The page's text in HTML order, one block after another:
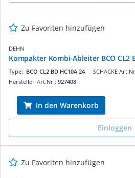
Zu Favoriten hinzufügen
DEHN
Kompakter Kombi-Ableiter BCO CL2
SCHÄCKE
Type: BCO CL2 BD HC10A 24
Hersteller-Art.Nr.: 927408
In den Warenkorb
Einloggen
Zu Favoriten hinzufügen